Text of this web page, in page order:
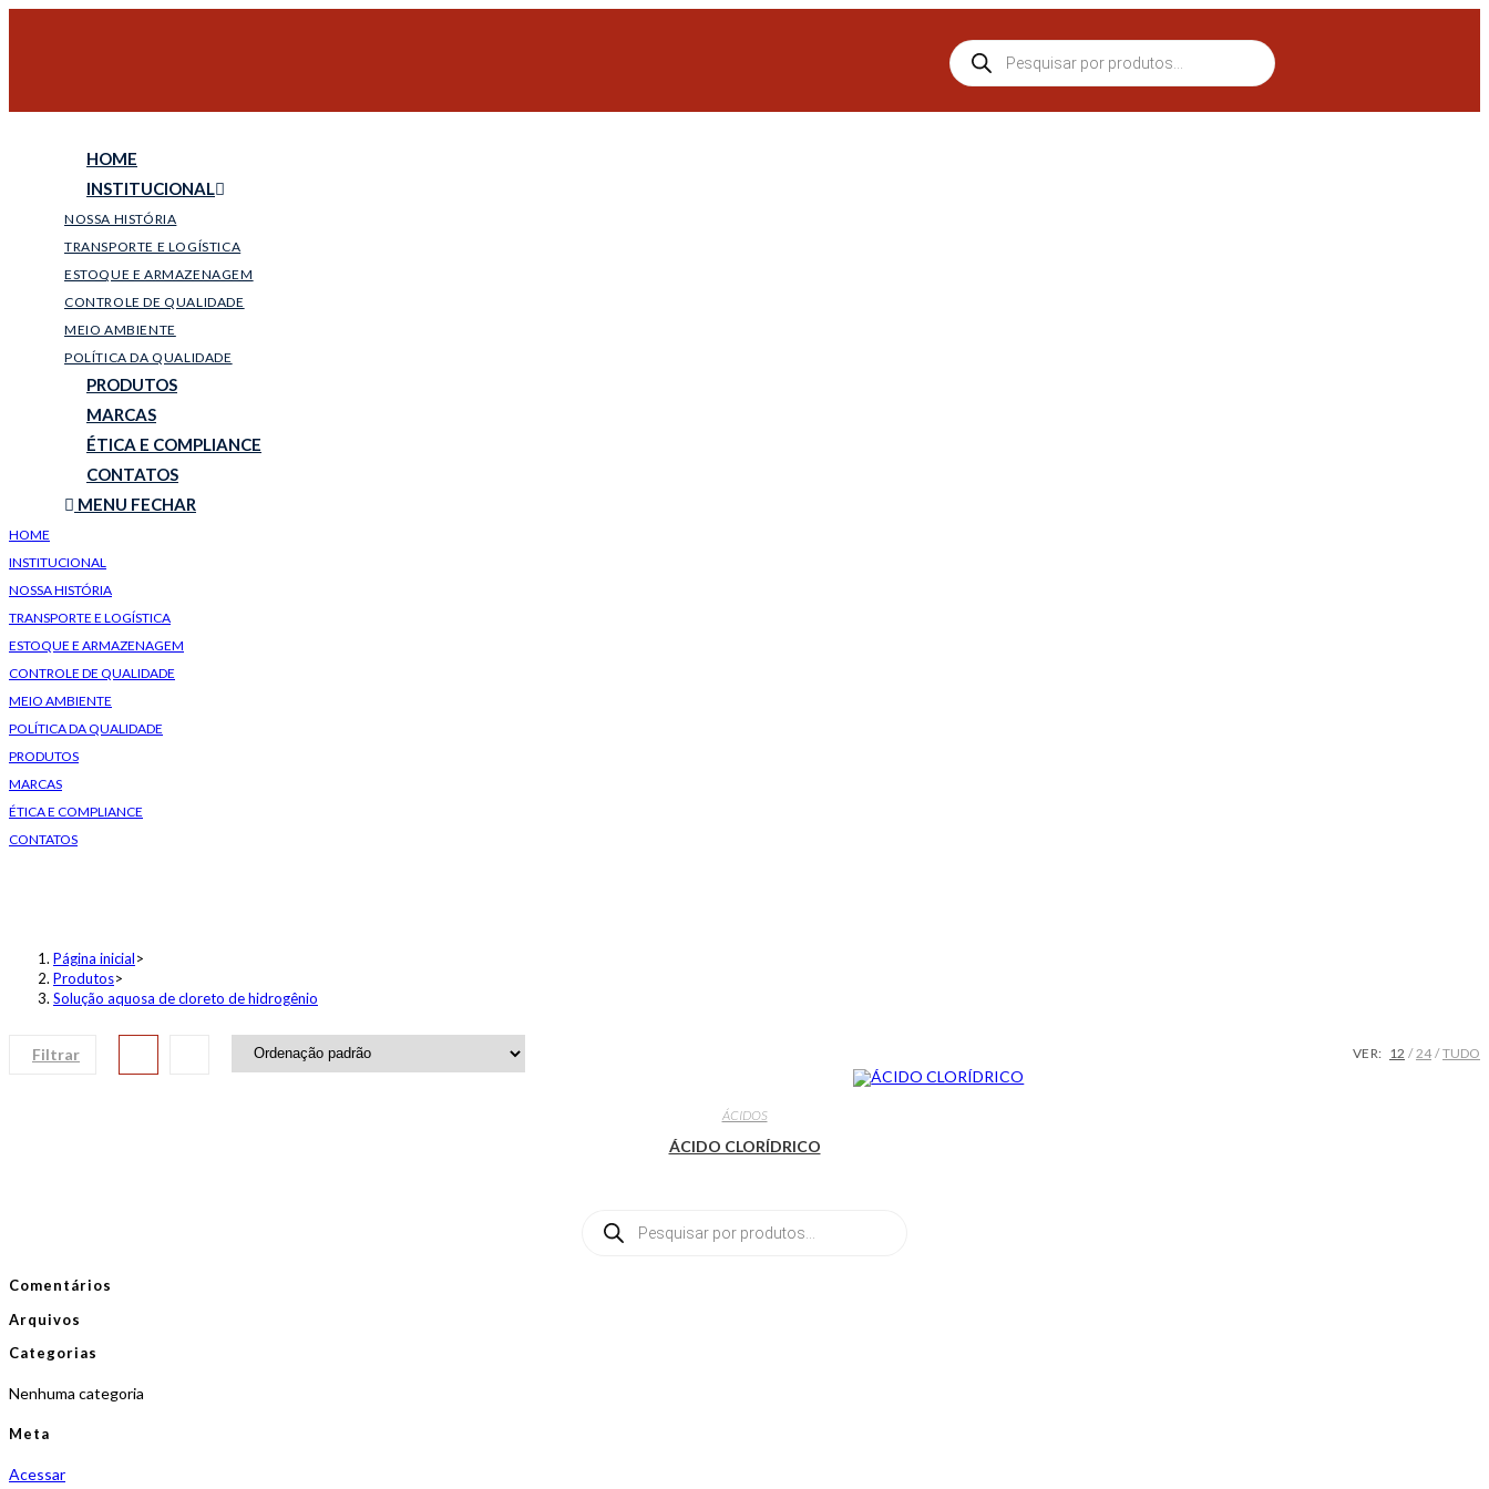
HOME
INSTITUCIONAL
NOSSA HISTÓRIA
TRANSPORTE E LOGÍSTICA
ESTOQUE E ARMAZENAGEM
CONTROLE DE QUALIDADE
MEIO AMBIENTE
POLÍTICA DA QUALIDADE
PRODUTOS
MARCAS
ÉTICA E COMPLIANCE
CONTATOS
MENU FECHAR
HOME
INSTITUCIONAL
NOSSA HISTÓRIA
TRANSPORTE E LOGÍSTICA
ESTOQUE E ARMAZENAGEM
CONTROLE DE QUALIDADE
MEIO AMBIENTE
POLÍTICA DA QUALIDADE
PRODUTOS
MARCAS
ÉTICA E COMPLIANCE
CONTATOS
Página inicial>
Produtos>
Solução aquosa de cloreto de hidrogênio
Filtrar VER: 12 24 TUDO
ÁCIDOS
ÁCIDO CLORÍDRICO
Comentários
Arquivos
Categorias
Nenhuma categoria
Meta
Acessar